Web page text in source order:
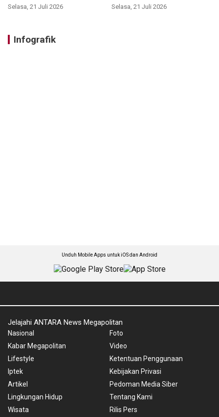
Selasa, 21 Juli 2026 Selasa, 21 Juli 2026
Infografik
Unduh Mobile Apps untuk iOS dan Android
Jelajahi ANTARA News Megapolitan
Nasional
Kabar Megapolitan
Lifestyle
Iptek
Artikel
Lingkungan Hidup
Wisata
Foto
Video
Ketentuan Penggunaan
Kebijakan Privasi
Pedoman Media Siber
Tentang Kami
Rilis Pers